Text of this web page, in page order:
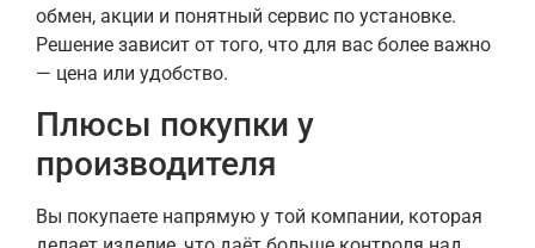
обмен, акции и понятный сервис по установке.
Решение зависит от того, что для вас более важно
— цена или удобство.
Плюсы покупки у
производителя
Вы покупаете напрямую у той компании, которая